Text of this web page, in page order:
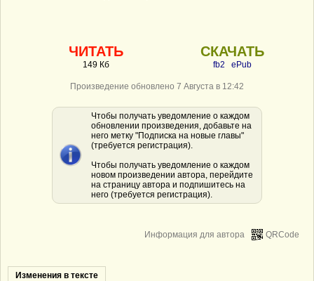
ЧИТАТЬ
149 Кб
СКАЧАТЬ
fb2 ePub
Произведение обновлено 7 Августа в 12:42
Чтобы получать уведомление о каждом
обновлении произведения, добавьте на
него метку "Подписка на новые главы"
(требуется регистрация).
Чтобы получать уведомление о каждом
новом произведении автора, перейдите
на страницу автора и подпишитесь на
него (требуется регистрация).
QRCode
Информация для автора
Изменения в тексте